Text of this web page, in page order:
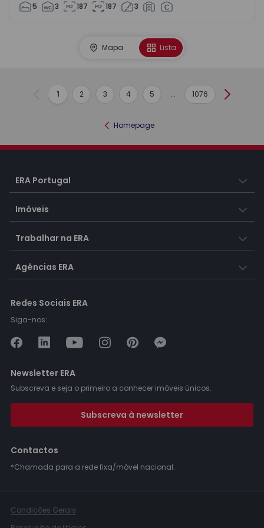
5 3 187 187 3
Mapa Lista
Anterior
1 2 3 4 5 ... 1076
Homepage
ERA Portugal
Imóveis
Trabalhar na ERA
Agências ERA
Redes Sociais ERA
Siga-nos:
Newsletter ERA
Subscreva e seja o primeiro a conhecer imóveis únicos.
Subscreva à newsletter
Contactos
*Chamada para a rede fixa/móvel nacional.
Condições Gerais